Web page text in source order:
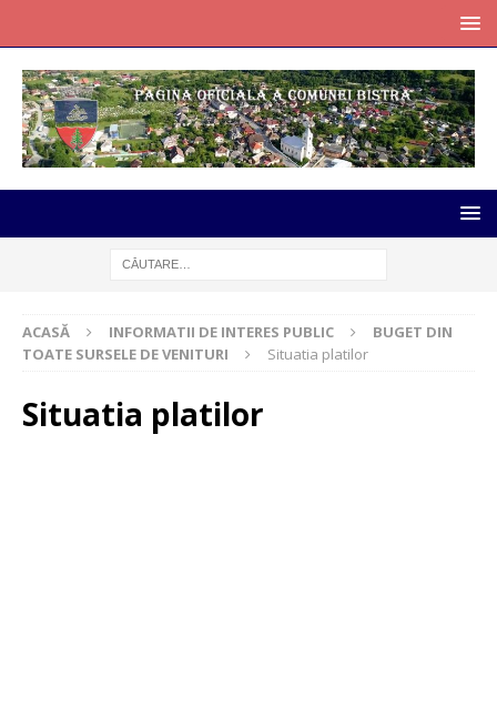
ACASĂ INFORMATII DE INTERES PUBLIC
BUGET DIN
TOATE SURSELE DE VENITURI
Situatia platilor
Situatia platilor